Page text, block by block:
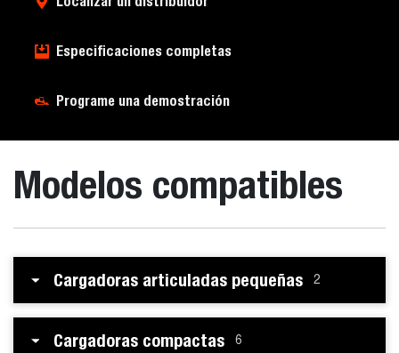
Especificaciones completas
Programe una demostración
Modelos compatibles
Cargadoras articuladas pequeñas 2
Cargadoras compactas 6